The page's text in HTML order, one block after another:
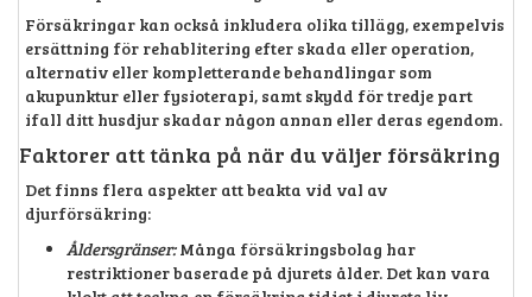
Försäkringar kan också inkludera olika tillägg, exempelvis
ersättning för rehablitering efter skada eller operation,
alternativ eller kompletterande behandlingar som
akupunktur eller fysioterapi, samt skydd för tredje part
ifall ditt husdjur skadar någon annan eller deras egendom.
Faktorer att tänka på när du väljer försäkring
Det finns flera aspekter att beakta vid val av
djurförsäkring:
Åldersgränser:Många försäkringsbolag har
restriktioner baserade på djurets ålder. Det kan vara